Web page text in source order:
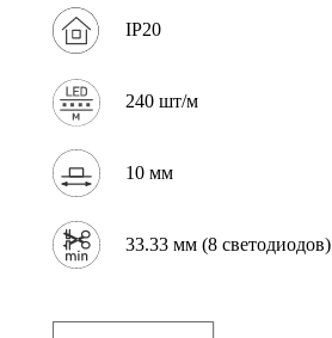
IP20
240 шт/м
10 мм
33.33 мм (8 светодиодов)